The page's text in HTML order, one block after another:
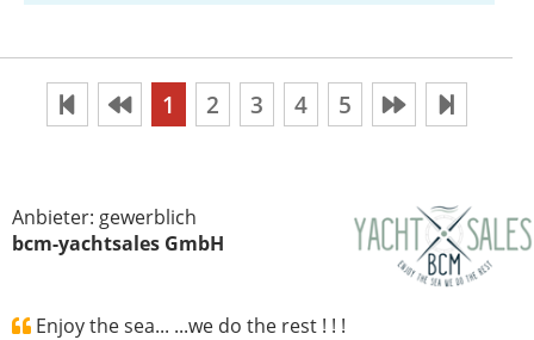
1 2 3 4 5
Anbieter: gewerblich
bcm-yachtsales GmbH
Enjoy the sea... ...we do the rest ! ! !